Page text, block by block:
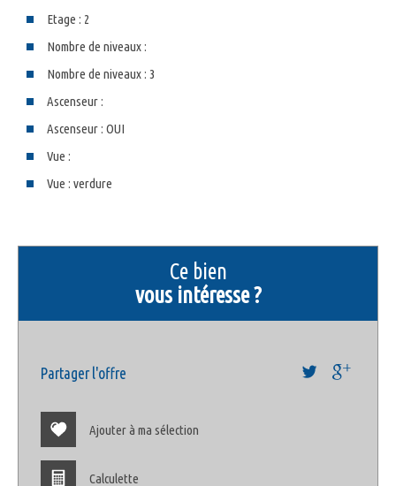
Etage : 2
Nombre de niveaux :
Nombre de niveaux : 3
Ascenseur :
Ascenseur : OUI
Vue :
Vue : verdure
ce bien
vous intéresse ?
Partager l'offre
Ajouter à ma sélection
Calculette